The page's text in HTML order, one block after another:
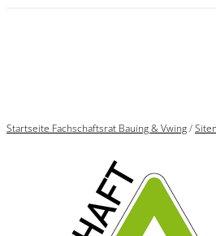
Startseite Fachschaftsrat Bauing & Vwing/